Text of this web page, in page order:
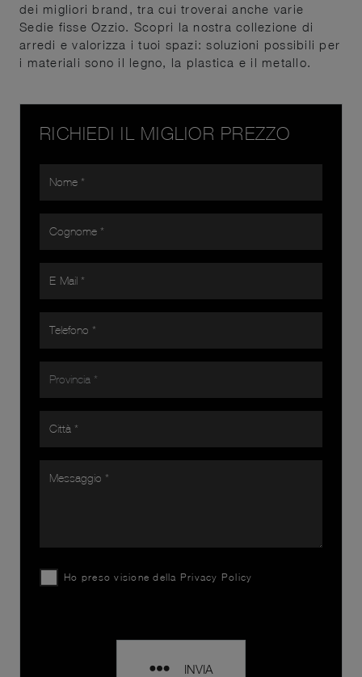
dei migliori brand, tra cui troverai anche varie
Sedie fisse Ozzio. Scopri la nostra collezione di
arredi e valorizza i tuoi spazi: soluzioni possibili per
i materiali sono il legno, la plastica e il metallo.
RICHIEDI IL MIGLIOR PREZZO
Ho preso visione della Privacy Policy
INVIA